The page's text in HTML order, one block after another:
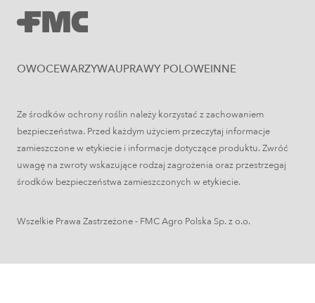
Zboża jare – najważniejsze informacje
OWOCEWARZYWAUPRAWY POLOWEINNE
Ze środków ochrony roślin należy korzystać z zachowaniem
bezpieczeństwa. Przed każdym użyciem przeczytaj informacje
zamieszczone w etykiecie i informacje dotyczące produktu. Zwróć
uwagę na zwroty wskazujące rodzaj zagrożenia oraz przestrzegaj
środków bezpieczeństwa zamieszczonych w etykiecie.
Wszelkie Prawa Zastrzeżone - FMC Agro Polska Sp. z o.o.